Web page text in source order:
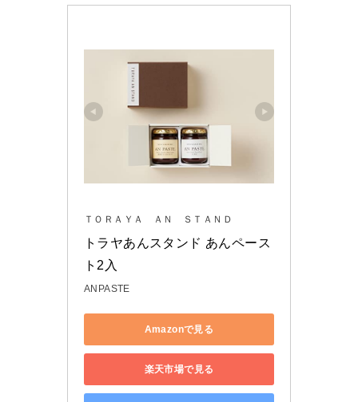
ＴＯＲＡＹＡ ＡＮ ＳＴＡＮＤ
トラヤあんスタンド あんペース
ト2入
ANPASTE
Amazonで見る
楽天市場で見る